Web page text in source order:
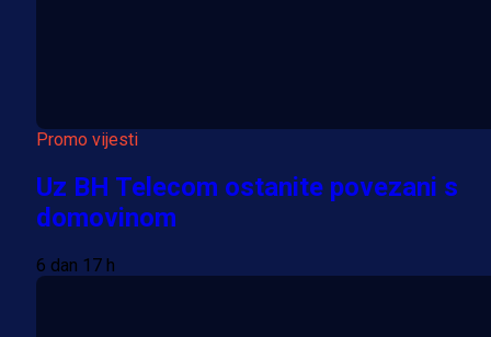
Promo vijesti
Uz BH Telecom ostanite povezani s
domovinom
6 dan 17 h